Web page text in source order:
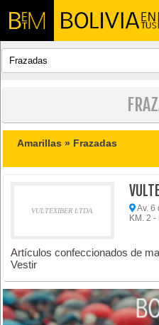
Amarillas » Frazadas
VULTEXIBER LTDA.
Av. 6
KM. 2 -
Artículos confeccionados de
Vestir